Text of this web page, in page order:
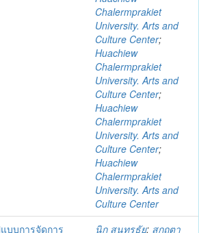
Chalermprakiet
University. Arts and
Culture Center;
Huachiew
Chalermprakiet
University. Arts and
Culture Center;
Huachiew
Chalermprakiet
University. Arts and
Culture Center;
Huachiew
Chalermprakiet
University. Arts and
Culture Center
บบการจัดการ
นิก สุนทรธัย; สุกฤตา